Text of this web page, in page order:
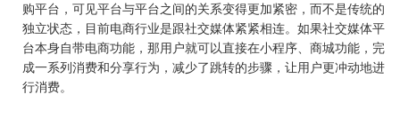
购平台，可见平台与平台之间的关系变得更加紧密，而不是传统的
独立状态，目前电商行业是跟社交媒体紧紧相连。如果社交媒体平
台本身自带电商功能，那用户就可以直接在小程序、商城功能，完
成一系列消费和分享行为，减少了跳转的步骤，让用户更冲动地进
行消费。